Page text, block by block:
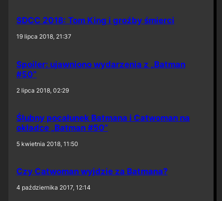
SDCC 2018: Tom King i groźby śmierci
19 lipca 2018, 21:37
Spoiler: ujawniono wydarzenia z „Batman
#50”
2 lipca 2018, 02:29
Ślubny pocałunek Batmana i Catwoman na
okładce „Batman #50”
5 kwietnia 2018, 11:50
Czy Catwoman wyjdzie za Batmana?
4 października 2017, 12:14